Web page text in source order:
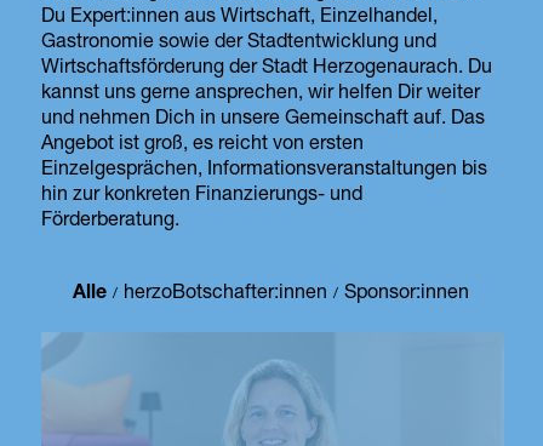
Du Expert:innen aus Wirtschaft, Einzelhandel,
Gastronomie sowie der Stadtentwicklung und
Wirtschaftsförderung der Stadt Herzogenaurach. Du
kannst uns gerne ansprechen, wir helfen Dir weiter
und nehmen Dich in unsere Gemeinschaft auf. Das
Angebot ist groß, es reicht von ersten
Einzelgesprächen, Informationsveranstaltungen bis
hin zur konkreten Finanzierungs- und
Förderberatung.
Alle / herzoBotschafter:innen / Sponsor:innen